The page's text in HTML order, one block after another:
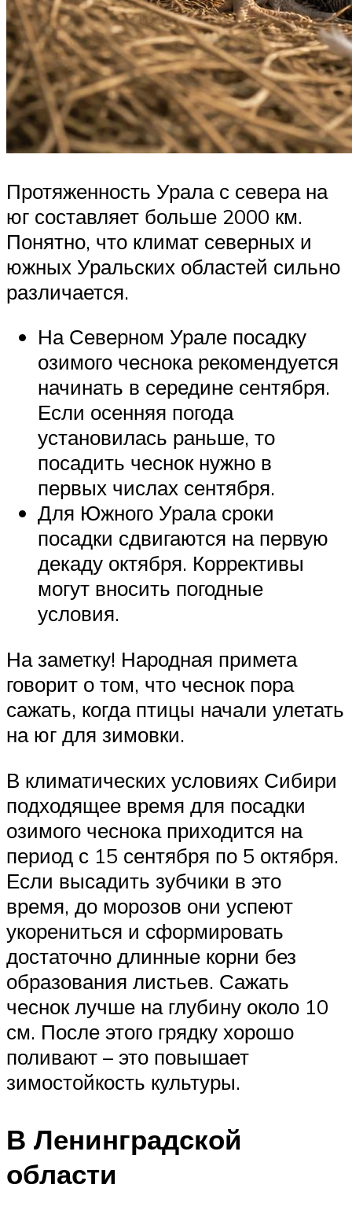
Протяженность Урала с севера на
юг составляет больше 2000 км.
Понятно, что климат северных и
южных Уральских областей сильно
различается.
На Северном Урале посадку
озимого чеснока рекомендуется
начинать в середине сентября.
Если осенняя погода
установилась раньше, то
посадить чеснок нужно в
первых числах сентября.
Для Южного Урала сроки
посадки сдвигаются на первую
декаду октября. Коррективы
могут вносить погодные
условия.
На заметку! Народная примета
говорит о том, что чеснок пора
сажать, когда птицы начали улетать
на юг для зимовки.
В климатических условиях Сибири
подходящее время для посадки
озимого чеснока приходится на
период с 15 сентября по 5 октября.
Если высадить зубчики в это
время, до морозов они успеют
укорениться и сформировать
достаточно длинные корни без
образования листьев. Сажать
чеснок лучше на глубину около 10
см. После этого грядку хорошо
поливают – это повышает
зимостойкость культуры.
В Ленинградской
области